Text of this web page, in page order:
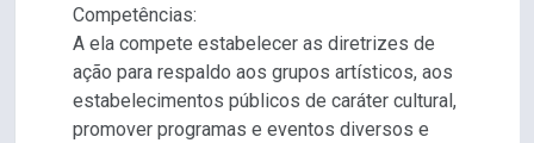
Competências:
A ela compete estabelecer as diretrizes de
ação para respaldo aos grupos artísticos, aos
estabelecimentos públicos de caráter cultural,
promover programas e eventos diversos e